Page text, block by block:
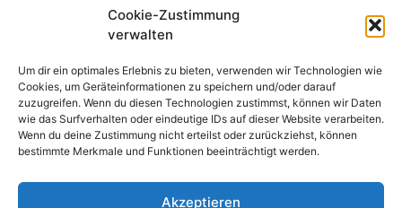
Cookie-Zustimmung
verwalten
Um dir ein optimales Erlebnis zu bieten, verwenden wir Technologien wie
Cookies, um Geräteinformationen zu speichern und/oder darauf
zuzugreifen. Wenn du diesen Technologien zustimmst, können wir Daten
wie das Surfverhalten oder eindeutige IDs auf dieser Website verarbeiten.
Wenn du deine Zustimmung nicht erteilst oder zurückziehst, können
bestimmte Merkmale und Funktionen beeinträchtigt werden.
Akzeptieren
Messkampagne erfolgreich beendet //
Measurement campaign successfully completed
BumbleB – Großer Andrang // Huge turnout
Zwischenbericht veröffentlicht // Interim report
published